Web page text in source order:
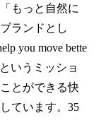
もっと自然に
ランドとし
you move bette
いうミッショ
とができる快
ています。35